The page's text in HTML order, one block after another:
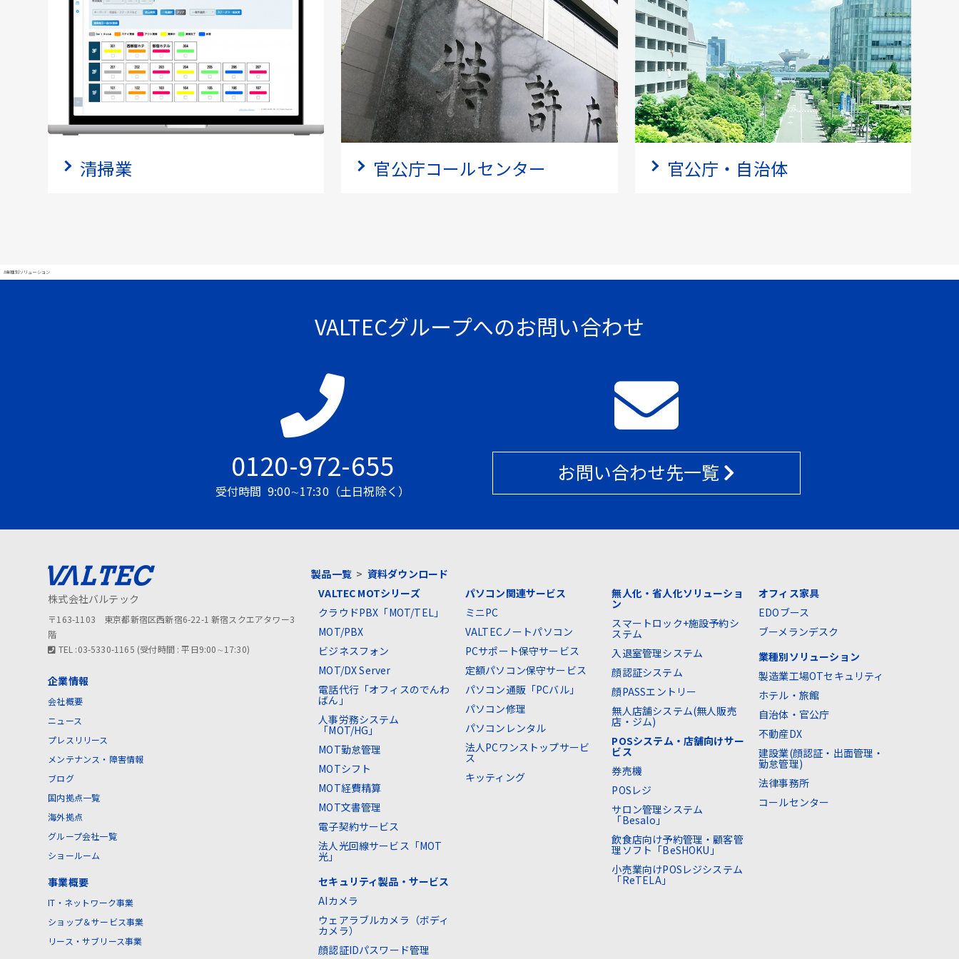
清掃業 官公庁コールセンター 官公庁・自治体
#業種別ソリューション
VALTECグループへのお問い合わせ
0120-972-655
受付時間 9:00∼17:30（土日祝除く）
お問い合わせ先一覧
株式会社バルテック
〒163-1103 東京都新宿区西新宿6-22-1 新宿スクエアタワー3
階
TEL :03-5330-1165 (受付時間 : 平日9:00∼17:30)
企業情報
会社概要
ニュース
プレスリリース
メンテナンス・障害情報
ブログ
国内拠点一覧
海外拠点
グループ会社一覧
ショールーム
事業概要
IT・ネットワーク事業
ショップ＆サービス事業
リース・サブリース事業
製品一覧> 資料ダウンロード
VALTEC MOTシリーズ
クラウドPBX「MOT/TEL」
MOT/PBX
ビジネスフォン
MOT/DX Server
電話代行「オフィスのでんわ
ばん」
人事労務システム
「MOT/HG」
MOT勤怠管理
MOTシフト
MOT経費精算
MOT文書管理
電子契約サービス
法人光回線サービス「MOT
光」
セキュリティ製品・サービス
AIカメラ
ウェアラブルカメラ（ボディ
カメラ）
顔認証IDパスワード管理
パソコン関連サービス
ミニPC
VALTECノートパソコン
PCサポート保守サービス
定額パソコン保守サービス
パソコン通販「PCバル」
パソコン修理
パソコンレンタル
法人PCワンストップサービ
ス
キッティング
無人化・省人化ソリューショ
ン
スマートロック+施設予約シ
ステム
入退室管理システム
顔認証システム
顔PASSエントリー
無人店舗システム(無人販売
店・ジム)
POSシステム・店舗向けサー
ビス
券売機
POSレジ
サロン管理システム
「Besalo」
飲食店向け予約管理・顧客管
理ソフト「BeSHOKU」
小売業向けPOSレジシステム
「ReTELA」
オフィス家具
EDOブース
ブーメランデスク
業種別ソリューション
製造業工場OTセキュリティ
ホテル・旅館
自治体・官公庁
不動産DX
建設業(顔認証・出面管理・
勤怠管理)
法律事務所
コールセンター